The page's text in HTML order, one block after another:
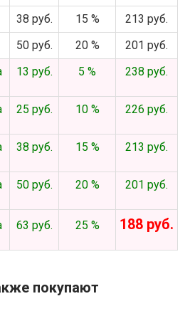
38 руб. 15 %
213 руб.
50 руб. 20 %
201 руб.
13 руб. 5 % 238 руб.
25 руб. 10 % 226 руб.
38 руб. 15 % 213 руб.
50 руб. 20 % 201 руб.
63 руб. 25 % 188 руб.
покупают